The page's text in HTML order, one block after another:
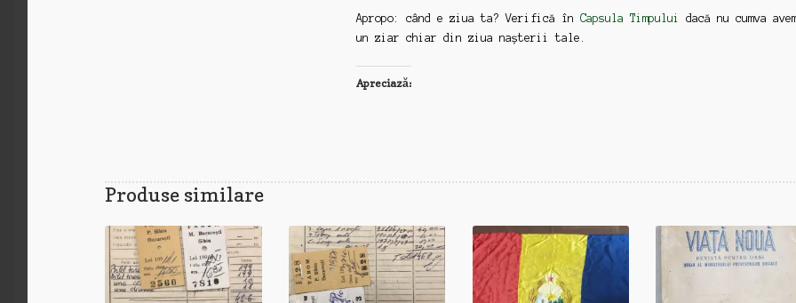
Apropo: când e ziua ta? Verifică în Capsula Timpului
dacă nu cumva
un ziar chiar din ziua nașterii tale.
Apreciază:
Produse similare